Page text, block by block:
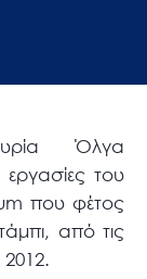
Όλγα
του
που φέτος
από τις